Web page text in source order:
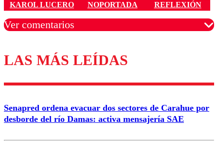
KAROL LUCERO
NOPORTADA REFLEXIÓN
Ver comentarios
Los comentarios son moderados para garantizar un
diálogo respetuoso.
Nombre
Correo
LAS MÁS LEÍDAS
Senapred ordena evacuar dos sectores de Carahue por
desborde del río Damas: activa mensajería SAE